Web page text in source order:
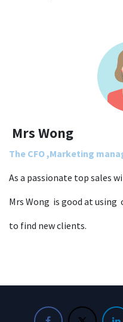
Mrs Wong
The CFO ,Marketing
As a passionate top sales
Mrs Wong is good at using
to find new clients.